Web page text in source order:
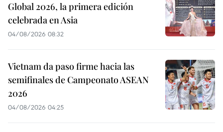
Global 2026, la primera edición
celebrada en Asia
04/08/2026 08:32
Vietnam da paso firme hacia las
semifinales de Campeonato ASEAN
2026
04/08/2026 04:25